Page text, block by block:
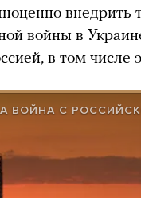
внедрить
войны в
в том числе
ВОЙНА С